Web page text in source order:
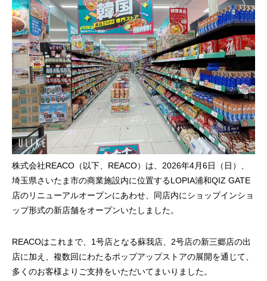
有楽町LUMINE店（〜2025.6.30）
2025.04.02
PARCO吉祥寺店（
了）
2024.11.07
株式会社REACO（以下、REACO）は、2026年4月6日（日）、
埼玉県さいたま市の商業施設内に位置するLOPIA浦和QIZ GATE
店のリニューアルオープンにあわせ、同店内にショップインショ
ップ形式の新店舗をオープンいたしました。
REACOはこれまで、1号店となる蘇我店、2号店の新三郷店の出
店に加え、複数回にわたるポップアップストアの展開を通じて、
多くのお客様よりご支持をいただいてまいりました。